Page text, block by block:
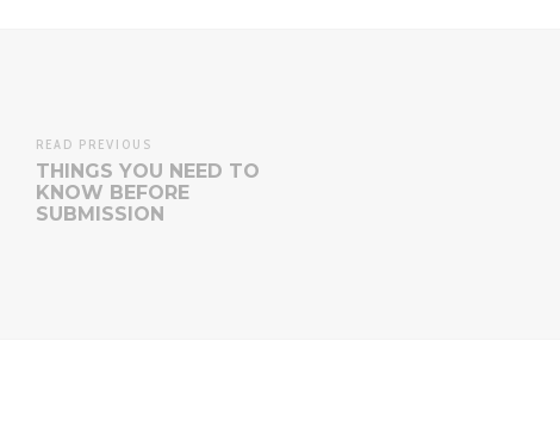
READ PREVIOUS
THINGS YOU NEED TO
KNOW BEFORE
SUBMISSION